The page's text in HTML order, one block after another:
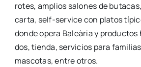
ro­tes, amplios salo­nes de
car­ta, self-ser­­vi­­ce con pla­tos
don­de ope­ra Baleà­ria y
dos, tien­da, ser­vi­cios para
mas­co­tas, entre otros.